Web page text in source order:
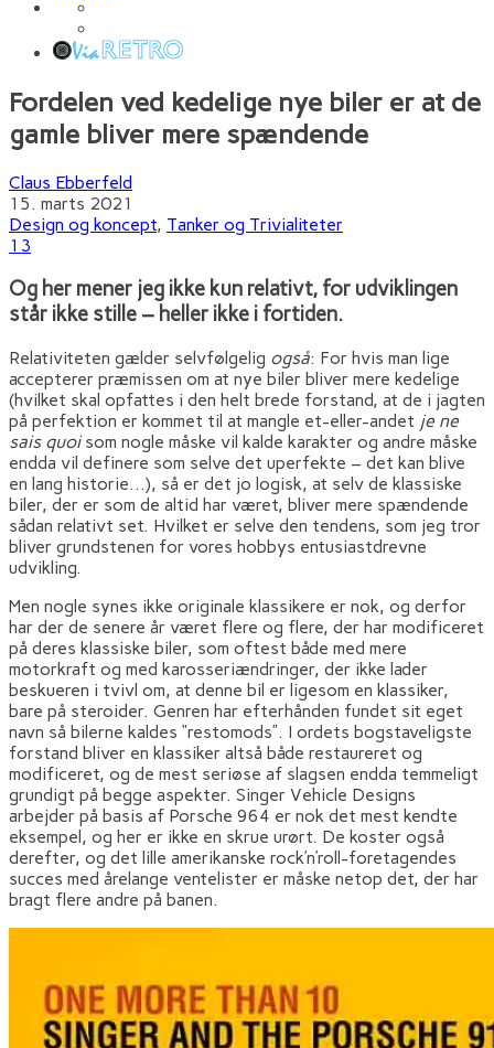
Fordelen ved kedelige nye biler er at de
gamle bliver mere spændende
Claus Ebberfeld
15. marts 2021
Design og koncept, Tanker og Trivialiteter
13
Og her mener jeg ikke kun relativt, for udviklingen
står ikke stille – heller ikke i fortiden.
Relativiteten gælder selvfølgelig også: For hvis man lige
accepterer præmissen om at nye biler bliver mere kedelige
(hvilket skal opfattes i den helt brede forstand, at de i jagten
på perfektion er kommet til at mangle et-eller-andet je ne
sais quoisom nogle måske vil kalde karakter og andre måske
endda vil definere som selve det uperfekte – det kan blive
en lang historie…), så er det jo logisk, at selv de klassiske
biler, der er som de altid har været, bliver mere spændende
sådan relativt set. Hvilket er selve den tendens, som jeg tror
bliver grundstenen for vores hobbys entusiastdrevne
udvikling.
Men nogle synes ikke originale klassikere er nok, og derfor
har der de senere år været flere og flere, der har modificeret
på deres klassiske biler, som oftest både med mere
motorkraft og med karosseriændringer, der ikke lader
beskueren i tvivl om, at denne bil er ligesom en klassiker,
bare på steroider. Genren har efterhånden fundet sit eget
navn så bilerne kaldes “restomods”. I ordets bogstaveligste
forstand bliver en klassiker altså både restaureret og
modificeret, og de mest seriøse af slagsen endda temmeligt
grundigt på begge aspekter. Singer Vehicle Designs
arbejder på basis af Porsche 964 er nok det mest kendte
eksempel, og her er ikke en skrue urørt. De koster også
derefter, og det lille amerikanske rock’n’roll-foretagendes
succes med årelange ventelister er måske netop det, der har
bragt flere andre på banen.